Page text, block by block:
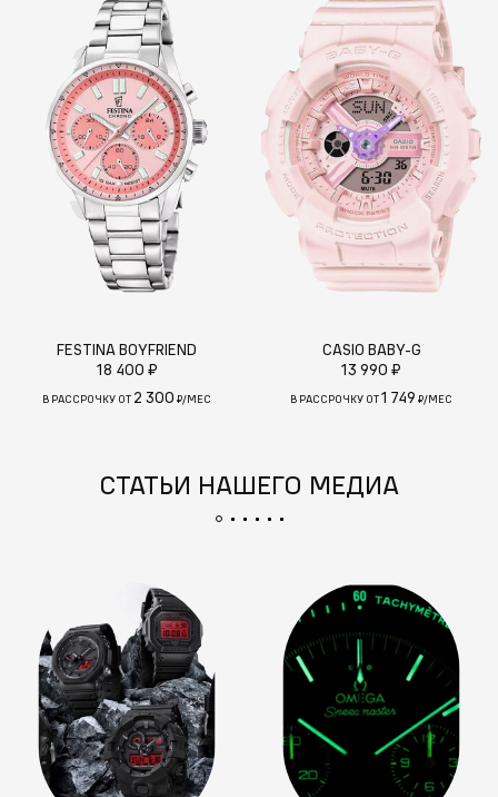
FESTINA BOYFRIEND
18 400 ₽
В РАССРОЧКУ ОТ 2 300 ₽/МЕС
CASIO BABY-G
13 990 ₽
В РАССРОЧКУ ОТ1 749 ₽/МЕС
СТАТЬИ НАШЕГО МЕДИА